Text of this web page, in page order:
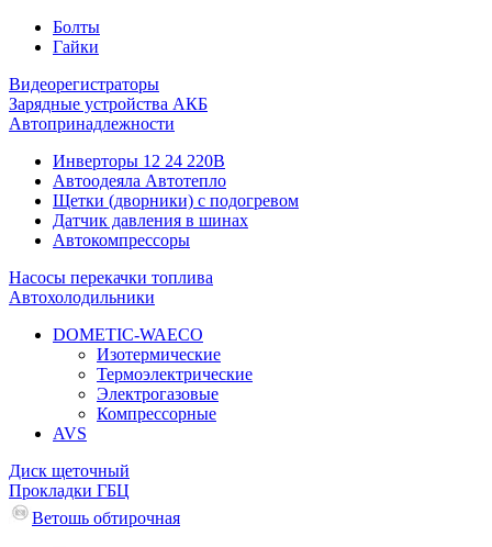
Болты
Гайки
Видеорегистраторы
Зарядные устройства АКБ
Автопринадлежности
Инверторы 12 24 220В
Автоодеяла Автотепло
Щетки (дворники) с подогревом
Датчик давления в шинах
Автокомпрессоры
Насосы перекачки топлива
Автохолодильники
DOMETIC-WAECO
Изотермические
Термоэлектрические
Электрогазовые
Компрессорные
AVS
Диск щеточный
Прокладки ГБЦ
Ветошь обтирочная